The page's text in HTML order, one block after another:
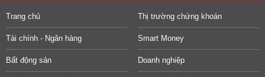
Trang chủ Thị trường chứng khoán
Tài chính - Ngân hàng Smart Money
Bất động sản Doanh nghiệp